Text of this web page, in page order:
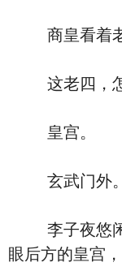
商皇看着老
这老四，怎
皇宫。
玄武门外。
李子夜悠闲
眼后方的皇宫